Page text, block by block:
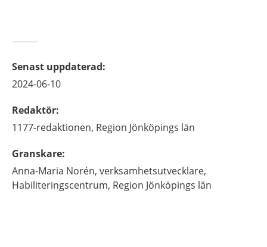
Senast uppdaterad:
2024-06-10
Redaktör:
1177-redaktionen, Region Jönköpings län
Granskare:
Anna-Maria Norén, verksamhetsutvecklare,
Habiliteringscentrum, Region Jönköpings län